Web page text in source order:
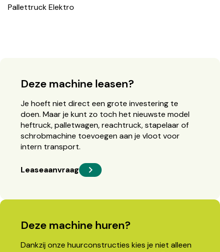
Pallettruck Elektro
Deze machine leasen?
Je hoeft niet direct een grote investering te
doen. Maar je kunt zo toch het nieuwste model
heftruck, palletwagen, reachtruck, stapelaar of
schrobmachine toevoegen aan je vloot voor
intern transport.
Leaseaanvraag
Deze machine huren?
Dankzij onze huurconstructies kies je niet alleen